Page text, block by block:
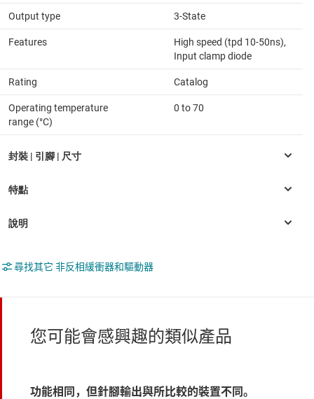
Output type 3-State
Features
High speed (tpd 10-50ns),
Input clamp diode
Rating Catalog
Operating temperature
range (°C)
0 to 70
尋找其它 非反相緩衝器和驅動器
您可能會感興趣的類似產品
功能相同，但針腳輸出與所比較的裝置不同。